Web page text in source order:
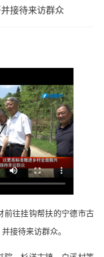
接待来访群众
往挂钩帮扶的宁德市古
接待来访群众。